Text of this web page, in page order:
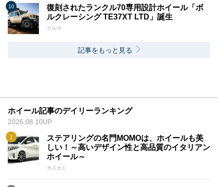
復刻されたランクル70専用設計ホイール「ボ
ルクレーシング TE37XT LTD」誕生
クルマ
記事をもっと見る
ホイール記事のデイリーランキング
2026.08.10UP
ステアリングの名門MOMOは、ホイールも美
しい！～高いデザイン性と高品質のイタリアン
ホイール～
カスカミ